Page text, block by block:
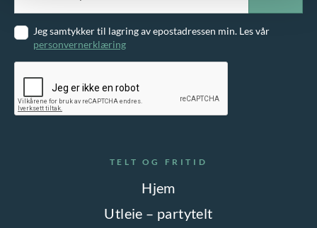
TELT OG FRITID
Hjem
Utleie – partytelt
Jeg samtykker til lagring av epostadressen min. Les vår
personvernerklæring